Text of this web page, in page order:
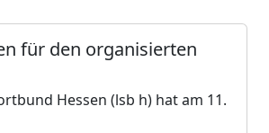
für den organisierten
Hessen (lsb h) hat am 11.